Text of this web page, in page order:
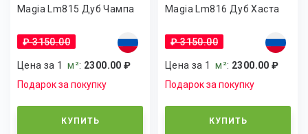
Magia Lm815 Дуб Чампа
₽ 3150.00
Цена за 1м²: 2300.00 ₽
Подарок за покупку
КУПИТЬ
Magia Lm816 Дуб Хаста
₽ 3150.00
Цена за 1м²: 2300.00 ₽
Подарок за покупку
КУПИТЬ